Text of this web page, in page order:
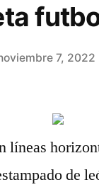
7, 2022
líneas
de